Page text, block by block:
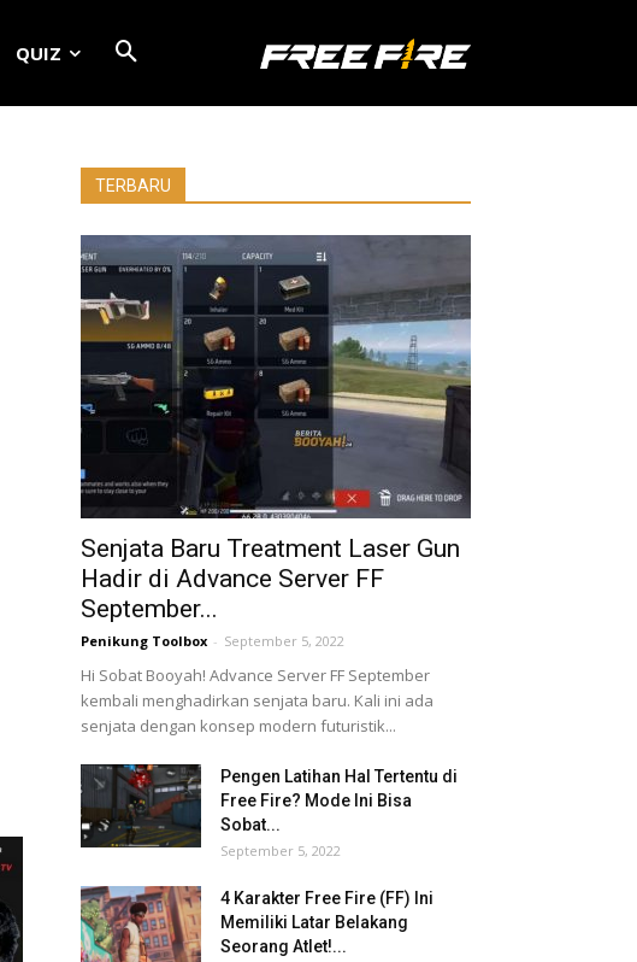
QUIZ
TERBARU
Senjata Baru Treatment Laser Gun
Hadir di Advance Server FF
September...
Penikung Toolbox - September 5, 2022
Hi Sobat Booyah! Advance Server FF September
kembali menghadirkan senjata baru. Kali ini ada
senjata dengan konsep modern futuristik...
Pengen Latihan Hal Tertentu di
Free Fire? Mode Ini Bisa
Sobat...
September 5, 2022
4 Karakter Free Fire (FF) Ini
Memiliki Latar Belakang
Seorang Atlet!...